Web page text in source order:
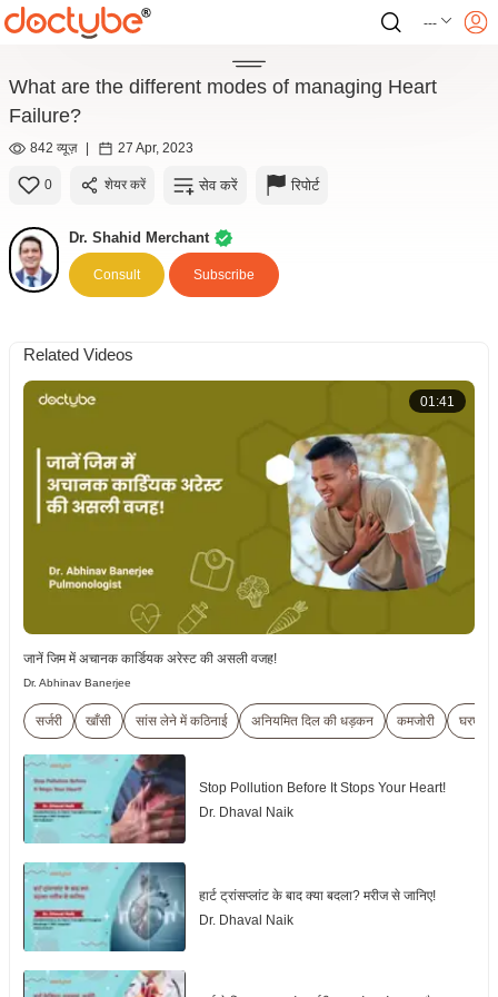
---
What are the different modes of managing Heart
Failure?
842 व्यूज़ | 27 Apr, 2023
0 शेयर करें सेव करें रिपोर्ट
Dr. Shahid Merchant
Consult Subscribe
Related Videos
01:41
जानें जिम में अचानक कार्डियक अरेस्ट की असली वजह!
Dr. Abhinav Banerjee
सर्जरी खाँसी सांस लेने में कठिनाई अनियमित दिल की धड़कन कमजोरी
Stop Pollution Before It Stops Your Heart!
Dr. Dhaval Naik
हार्ट ट्रांसप्लांट के बाद क्या बदला? मरीज से जानिए!
Dr. Dhaval Naik